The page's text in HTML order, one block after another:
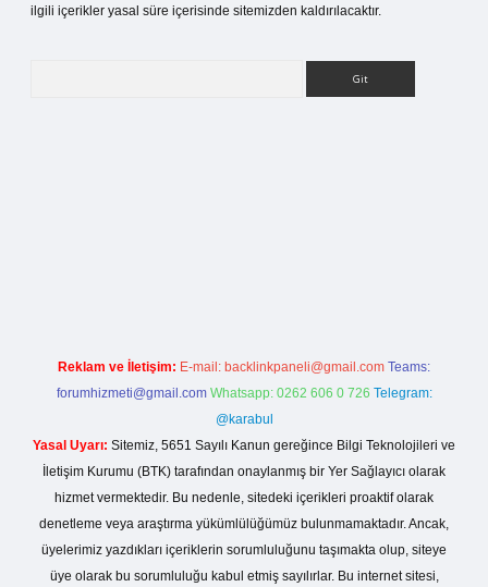
ilgili içerikler yasal süre içerisinde sitemizden kaldırılacaktır.
Reklam ve İletişim: E-mail: backlinkpaneli@gmail.com Teams:
forumhizmeti@gmail.com Whatsapp: 0262 606 0 726 Telegram:
@karabul
Yasal Uyarı: Sitemiz, 5651 Sayılı Kanun gereğince Bilgi Teknolojileri ve
İletişim Kurumu (BTK) tarafından onaylanmış bir Yer Sağlayıcı olarak
hizmet vermektedir. Bu nedenle, sitedeki içerikleri proaktif olarak
denetleme veya araştırma yükümlülüğümüz bulunmamaktadır. Ancak,
üyelerimiz yazdıkları içeriklerin sorumluluğunu taşımakta olup, siteye
üye olarak bu sorumluluğu kabul etmiş sayılırlar. Bu internet sitesi,